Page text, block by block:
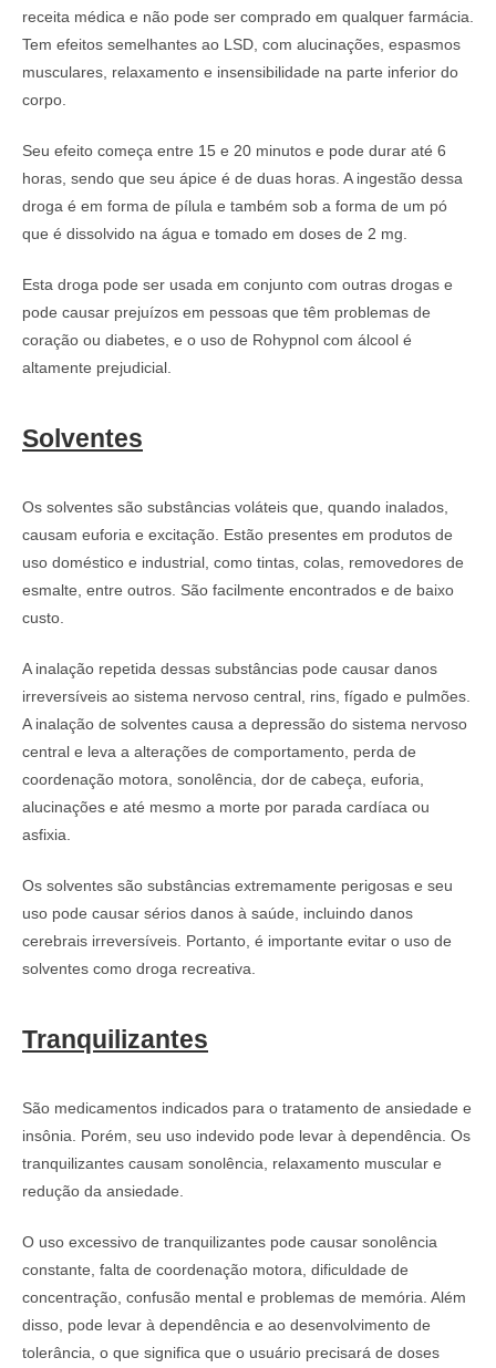
receita médica e não pode ser comprado em qualquer farmácia.
Tem efeitos semelhantes ao LSD, com alucinações, espasmos
musculares, relaxamento e insensibilidade na parte inferior do
corpo.
Seu efeito começa entre 15 e 20 minutos e pode durar até 6
horas, sendo que seu ápice é de duas horas. A ingestão dessa
droga é em forma de pílula e também sob a forma de um pó
que é dissolvido na água e tomado em doses de 2 mg.
Esta droga pode ser usada em conjunto com outras drogas e
pode causar prejuízos em pessoas que têm problemas de
coração ou diabetes, e o uso de Rohypnol com álcool é
altamente prejudicial.
Solventes
Os solventes são substâncias voláteis que, quando inalados,
causam euforia e excitação. Estão presentes em produtos de
uso doméstico e industrial, como tintas, colas, removedores de
esmalte, entre outros. São facilmente encontrados e de baixo
custo.
A inalação repetida dessas substâncias pode causar danos
irreversíveis ao sistema nervoso central, rins, fígado e pulmões.
A inalação de solventes causa a depressão do sistema nervoso
central e leva a alterações de comportamento, perda de
coordenação motora, sonolência, dor de cabeça, euforia,
alucinações e até mesmo a morte por parada cardíaca ou
asfixia.
Os solventes são substâncias extremamente perigosas e seu
uso pode causar sérios danos à saúde, incluindo danos
cerebrais irreversíveis. Portanto, é importante evitar o uso de
solventes como droga recreativa.
Tranquilizantes
São medicamentos indicados para o tratamento de ansiedade e
insônia. Porém, seu uso indevido pode levar à dependência. Os
tranquilizantes causam sonolência, relaxamento muscular e
redução da ansiedade.
O uso excessivo de tranquilizantes pode causar sonolência
constante, falta de coordenação motora, dificuldade de
concentração, confusão mental e problemas de memória. Além
disso, pode levar à dependência e ao desenvolvimento de
tolerância, o que significa que o usuário precisará de doses